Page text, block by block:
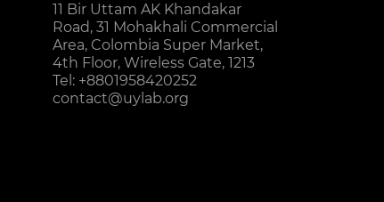
11 Bir Uttam AK Khandakar
Road, 31 Mohakhali Commercial
Area, Colombia Super Market,
4th Floor, Wireless Gate, 1213
Tel: +8801958420252
contact@uylab.org